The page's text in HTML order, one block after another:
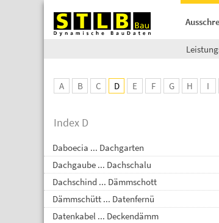
A B C D E F G H I
Index D
Daboecia ... Dachgarten
Dachgaube ... Dachschalu
Dachschind ... Dämmschott
Dämmschütt ... Datenfernü
Datenkabel ... Deckendämm